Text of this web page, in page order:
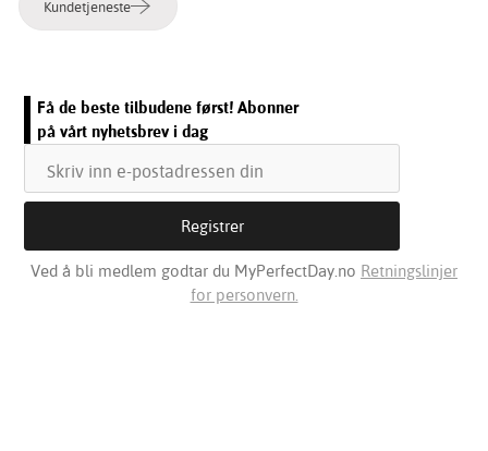
Kundetjeneste
Få de beste tilbudene først! Abonner
på vårt nyhetsbrev i dag
Ved å bli medlem godtar du MyPerfectDay.no Retningslinjer
for personvern.